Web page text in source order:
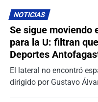
NOTICIAS
Se sigue moviendo
para la U: filtran
Deportes
El lateral no encontró
dirigido por Gustavo